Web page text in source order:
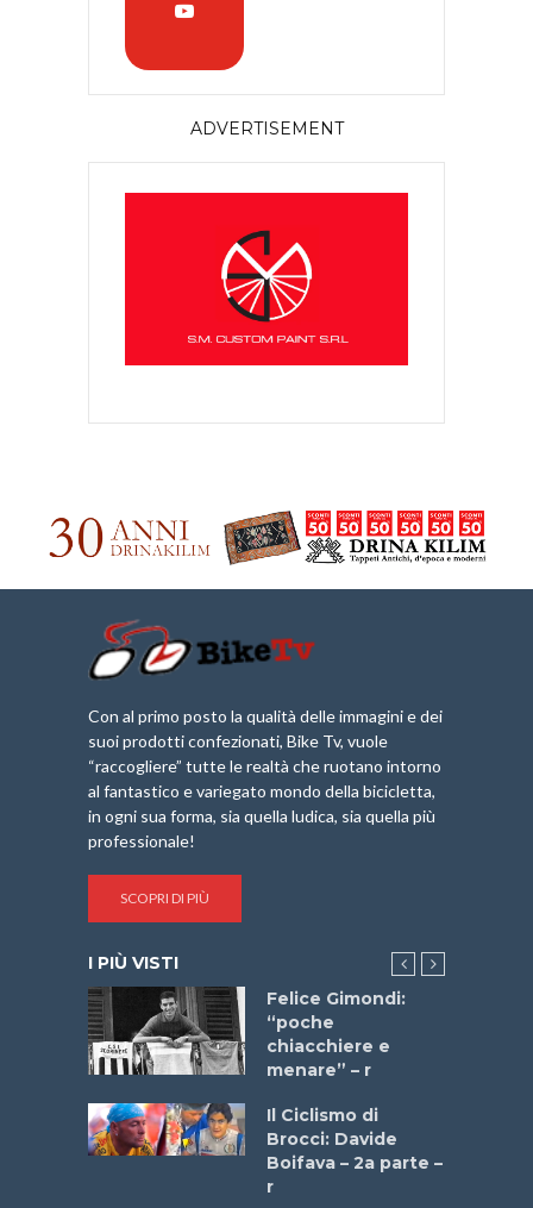
ADVERTISEMENT
Con al primo posto la qualità delle immagini e dei
suoi prodotti confezionati, Bike Tv, vuole
“raccogliere” tutte le realtà che ruotano intorno
al fantastico e variegato mondo della bicicletta,
in ogni sua forma, sia quella ludica, sia quella più
professionale!
SCOPRI DI PIÙ
I PIÙ VISTI
Felice Gimondi:
“poche
chiacchiere e
menare” – r
Il Ciclismo di
Brocci: Davide
Boifava – 2a parte –
r